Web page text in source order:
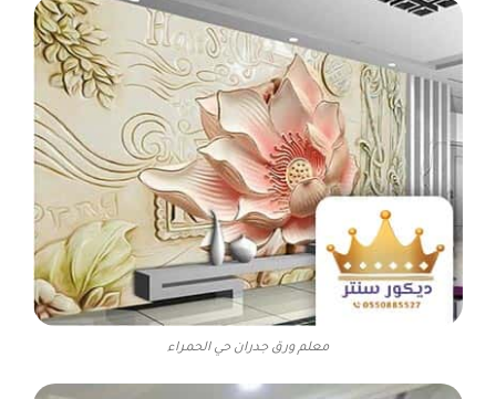
معلم ورق جدران حي الحمراء